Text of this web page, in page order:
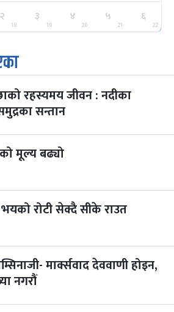
Mar 9, 2027
७ महिना बाँकी
21, 2027
22, 2027
७ महिना बाँकी
२
18
३
19
४
20
५
21
६
22
रहस्यमय जीवन : नदीका
सन्तान
मूल्य बढ्यो
रोटी सेक्दै सीके राउत
मार्क्सवाद देववाणी होइन,
नगरौं